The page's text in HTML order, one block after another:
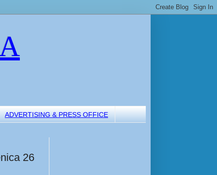
ADVERTISING & PRESS OFFICE
26